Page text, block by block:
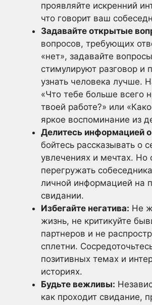
проявляйте искренний
что говорит ваш
Задавайте открытые
вопросов, требующих
«нет», задавайте
стимулируют разговор и
узнать человека лучше.
«Что тебе больше всего
твоей работе?» или
яркое воспоминание из
Делитесь информацией о
бойтесь рассказывать о
увлечениях и мечтах. Но
перегружать
личной информацией на
свидании.
Избегайте негатива: Не
жизнь, не критикуйте
партнеров и не
сплетни.
позитивных темах и
историях.
Будьте вежливы:
как проходит свидание,